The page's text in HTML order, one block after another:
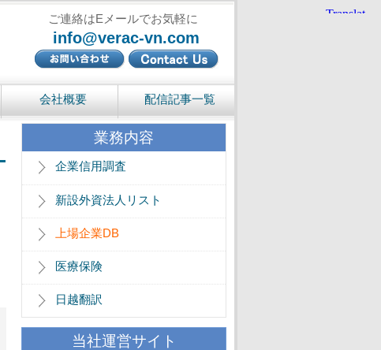
ご連絡はEメールでお気軽に
info@verac-vn.com
会社概要 配信記事一覧
業務内容
企業信用調査
新設外資法人リスト
上場企業DB
医療保険
日越翻訳
当社運営サイト